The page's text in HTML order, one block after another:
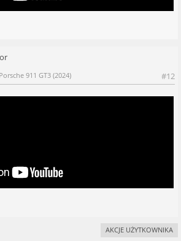
#12
911 GT3 (2024)
AKCJE UŻYTKOWNIKA